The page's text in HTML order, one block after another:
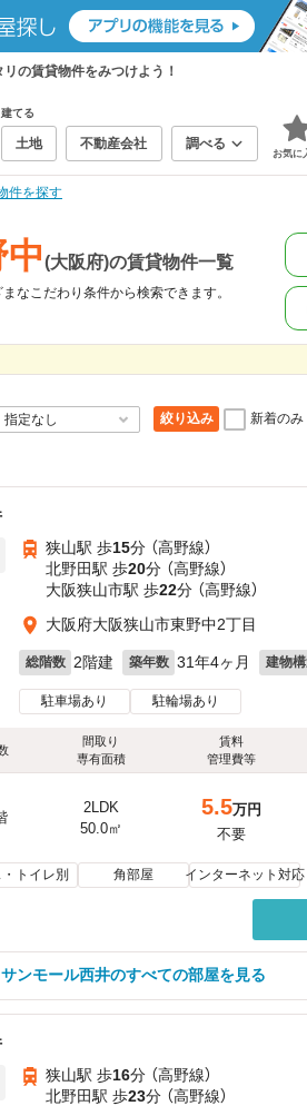
の賃貸物件をみつけよう！
建てる
土地 不動産会社 調べる
お気に
件を探す
(大阪府)の賃貸物件一覧
なこだわり条件から検索できます。
絞り込み 新着のみ
狭山駅 歩15分 （高野線）
北野田駅 歩20分 （高野線）
大阪狭山市駅 歩22分 （高野線）
大阪府大阪狭山市東野中2丁目
総階数 2階建 築年数 31年4ヶ月 建物
駐車場あり 駐輪場あり
間取り
専有面積
賃料
管理費等
2LDK
50.0㎡
5.5万円
不要
トイレ別 角部屋 インターネット対応
サンモール西井のすべての部屋を見る
狭山駅 歩16分 （高野線）
北野田駅 歩23分 （高野線）